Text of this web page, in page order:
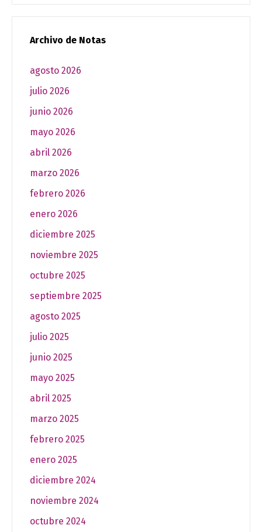
Archivo de Notas
agosto 2026
julio 2026
junio 2026
mayo 2026
abril 2026
marzo 2026
febrero 2026
enero 2026
diciembre 2025
noviembre 2025
octubre 2025
septiembre 2025
agosto 2025
julio 2025
junio 2025
mayo 2025
abril 2025
marzo 2025
febrero 2025
enero 2025
diciembre 2024
noviembre 2024
octubre 2024